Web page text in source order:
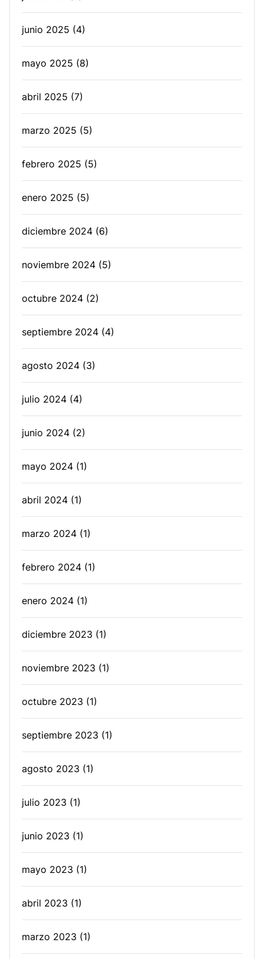
junio 2025 (4)
mayo 2025 (8)
abril 2025 (7)
marzo 2025 (5)
febrero 2025 (5)
enero 2025 (5)
diciembre 2024 (6)
noviembre 2024 (5)
octubre 2024 (2)
septiembre 2024 (4)
agosto 2024 (3)
julio 2024 (4)
junio 2024 (2)
mayo 2024 (1)
abril 2024 (1)
marzo 2024 (1)
febrero 2024 (1)
enero 2024 (1)
diciembre 2023 (1)
noviembre 2023 (1)
octubre 2023 (1)
septiembre 2023 (1)
agosto 2023 (1)
julio 2023 (1)
junio 2023 (1)
mayo 2023 (1)
abril 2023 (1)
marzo 2023 (1)